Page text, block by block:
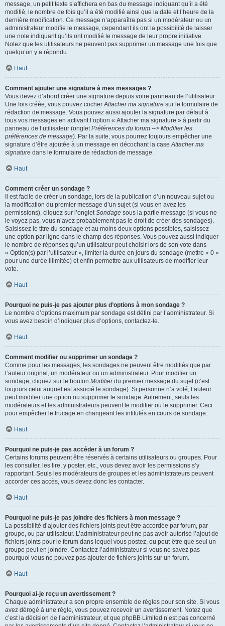
message, un petit texte s’affichera en bas du message indiquant qu’il a été
modifié, le nombre de fois qu’il a été modifié ainsi que la date et l’heure de la
dernière modification. Ce message n’apparaîtra pas si un modérateur ou un
administrateur modifie le message, cependant ils ont la possibilité de laisser
une note indiquant qu’ils ont modifié le message de leur propre initiative.
Notez que les utilisateurs ne peuvent pas supprimer un message une fois que
quelqu’un y a répondu.
Haut
Comment ajouter une signature à mes messages ?
Vous devez d’abord créer une signature depuis votre panneau de l’utilisateur.
Une fois créée, vous pouvez cocherAttacher ma signature sur le formulaire de
rédaction de message. Vous pouvez aussi ajouter la signature par défaut à
tous vos messages en activant l’option « Attacher ma signature » à partir du
panneau de l’utilisateur (ongletPréférences du forum --> Modifier les
préférences de message). Par la suite, vous pourrez toujours empêcher une
signature d’être ajoutée à un message en décochant la caseAttacher ma
signature dans le formulaire de rédaction de message.
Haut
Comment créer un sondage ?
Il est facile de créer un sondage, lors de la publication d’un nouveau sujet ou
la modification du premier message d’un sujet (si vous en avez les
permissions), cliquez sur l’ongletSondage sous la partie message (si vous ne
le voyez pas, vous n’avez probablement pas le droit de créer des sondages).
Saisissez le titre du sondage et au moins deux options possibles, saisissez
une option par ligne dans le champ des réponses. Vous pouvez aussi indiquer
le nombre de réponses qu’un utilisateur peut choisir lors de son vote dans
« Option(s) par l’utilisateur », limiter la durée en jours du sondage (mettre « 0 »
pour une durée illimitée) et enfin permettre aux utilisateurs de modifier leur
vote.
Haut
Pourquoi ne puis-je pas ajouter plus d’options à mon sondage ?
Le nombre d’options maximum par sondage est défini par l’administrateur. Si
vous avez besoin d’indiquer plus d’options, contactez-le.
Haut
Comment modifier ou supprimer un sondage ?
Comme pour les messages, les sondages ne peuvent être modifiés que par
l’auteur original, un modérateur ou un administrateur. Pour modifier un
sondage, cliquez sur le bouton Modifierdu premier message du sujet (c’est
toujours celui auquel est associé le sondage). Si personne n’a voté, l’auteur
peut modifier une option ou supprimer le sondage. Autrement, seuls les
modérateurs et les administrateurs peuvent le modifier ou le supprimer. Ceci
pour empêcher le trucage en changeant les intitulés en cours de sondage.
Haut
Pourquoi ne puis-je pas accéder à un forum ?
Certains forums peuvent être réservés à certains utilisateurs ou groupes. Pour
les consulter, les lire, y poster, etc., vous devez avoir les permissions s’y
rapportant. Seuls les modérateurs de groupes et les administrateurs peuvent
accorder ces accès, vous devez donc les contacter.
Haut
Pourquoi ne puis-je pas joindre des fichiers à mon message ?
La possibilité d’ajouter des fichiers joints peut être accordée par forum, par
groupe, ou par utilisateur. L’administrateur peut ne pas avoir autorisé l’ajout de
fichiers joints pour le forum dans lequel vous postez, ou peut-être que seul un
groupe peut en joindre. Contactez l’administrateur si vous ne savez pas
pourquoi vous ne pouvez pas ajouter de fichiers joints sur un forum.
Haut
Pourquoi ai-je reçu un avertissement ?
Chaque administrateur a son propre ensemble de règles pour son site. Si vous
avez dérogé à une règle, vous pouvez recevoir un avertissement. Notez que
c’est la décision de l’administrateur, et que phpBB Limited n’est pas concerné